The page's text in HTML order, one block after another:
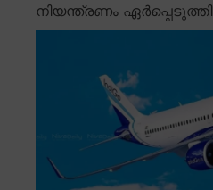
നിയന്ത്രണം ഏർപ്പെടുത്തി